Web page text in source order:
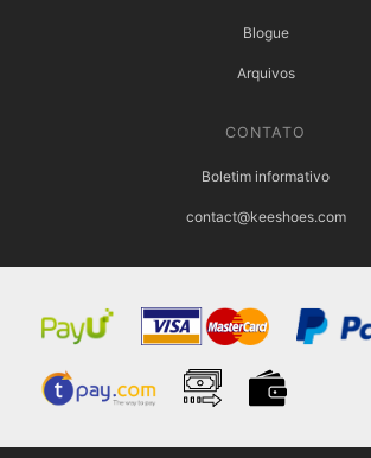
Blogue
Arquivos
CONTATO
Boletim informativo
contact@keeshoes.com